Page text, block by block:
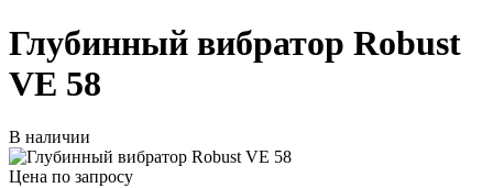
Глубинный вибратор Robust
VE 58
В наличии
Цена по запросу